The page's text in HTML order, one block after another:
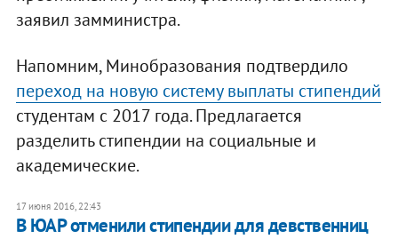
заявил замминистра.
Напомним, Минобразования подтвердило
переход на новую систему выплаты стипендий
студентам с 2017 года. Предлагается
разделить стипендии на социальные и
академические.
17 июня 2016, 22:43
В ЮАР отменили стипендии для девственниц